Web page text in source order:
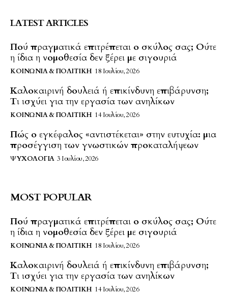
LATEST ARTICLES
Πού πραγματικά επιτρέπεται ο σκύλος σας; Ούτε
η ίδια η νομοθεσία δεν ξέρει με σιγουριά
ΚΟΙΝΩΝΊΑ & ΠΟΛΙΤΙΚΉ 18 Ιουλίου, 2026
Καλοκαιρινή δουλειά ή επικίνδυνη επιβάρυνση;
Τι ισχύει για την εργασία των ανηλίκων
ΚΟΙΝΩΝΊΑ & ΠΟΛΙΤΙΚΉ 14 Ιουλίου, 2026
Πώς ο εγκέφαλος «αντιστέκεται» στην ευτυχία: μια
προσέγγιση των γνωστικών προκαταλήψεων
ΨΥΧΟΛΟΓΊΑ 3 Ιουλίου, 2026
MOST POPULAR
Πού πραγματικά επιτρέπεται ο σκύλος σας; Ούτε
η ίδια η νομοθεσία δεν ξέρει με σιγουριά
ΚΟΙΝΩΝΊΑ & ΠΟΛΙΤΙΚΉ 18 Ιουλίου, 2026
Καλοκαιρινή δουλειά ή επικίνδυνη επιβάρυνση;
Τι ισχύει για την εργασία των ανηλίκων
ΚΟΙΝΩΝΊΑ & ΠΟΛΙΤΙΚΉ 14 Ιουλίου, 2026